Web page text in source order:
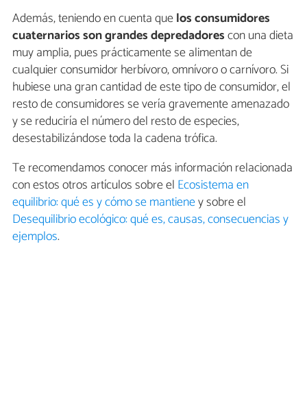
Además, teniendo en cuenta quelos consumidores
cuaternarios son grandes depredadorescon una dieta
muy amplia, pues prácticamente se alimentan de
cualquier consumidor herbívoro, omnívoro o carnívoro. Si
hubiese una gran cantidad de este tipo de consumidor, el
resto de consumidores se vería gravemente amenazado
y se reduciría el número del resto de especies,
desestabilizándose toda la cadena trófica.
Te recomendamos conocer más información relacionada
con estos otros artículos sobre el Ecosistema en
equilibrio: qué es y cómo se mantieney sobre el
Desequilibrio ecológico: qué es, causas, consecuencias y
ejemplos.